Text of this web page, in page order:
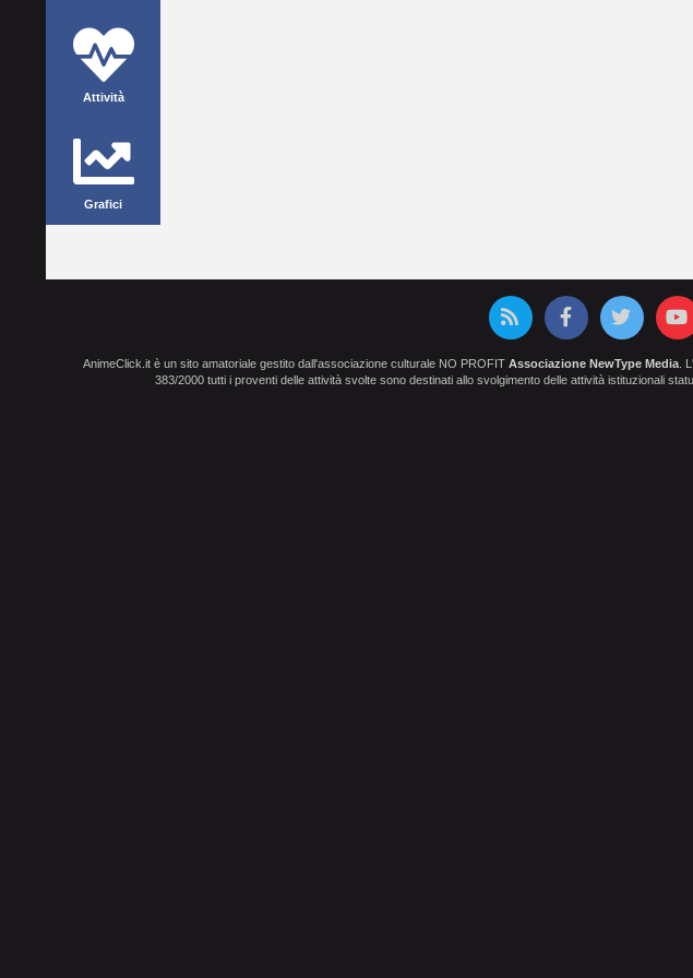
Attività
Grafici
AnimeClick.it è un sito amatoriale gestito dall'associazione culturale NO PROFIT Associazione NewType Media.
383/2000 tutti i proventi delle attività svolte sono destinati allo svolgimento delle attività istituzionali